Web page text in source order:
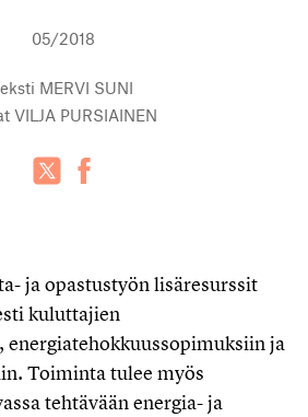
05/2018
MERVI SUNI
VILJA PURSIAINEN
ja opastustyön lisäresurssit
kuluttajien
energiatehokkuussopimuksiin ja
Toiminta tulee myös
tehtävään energia- ja